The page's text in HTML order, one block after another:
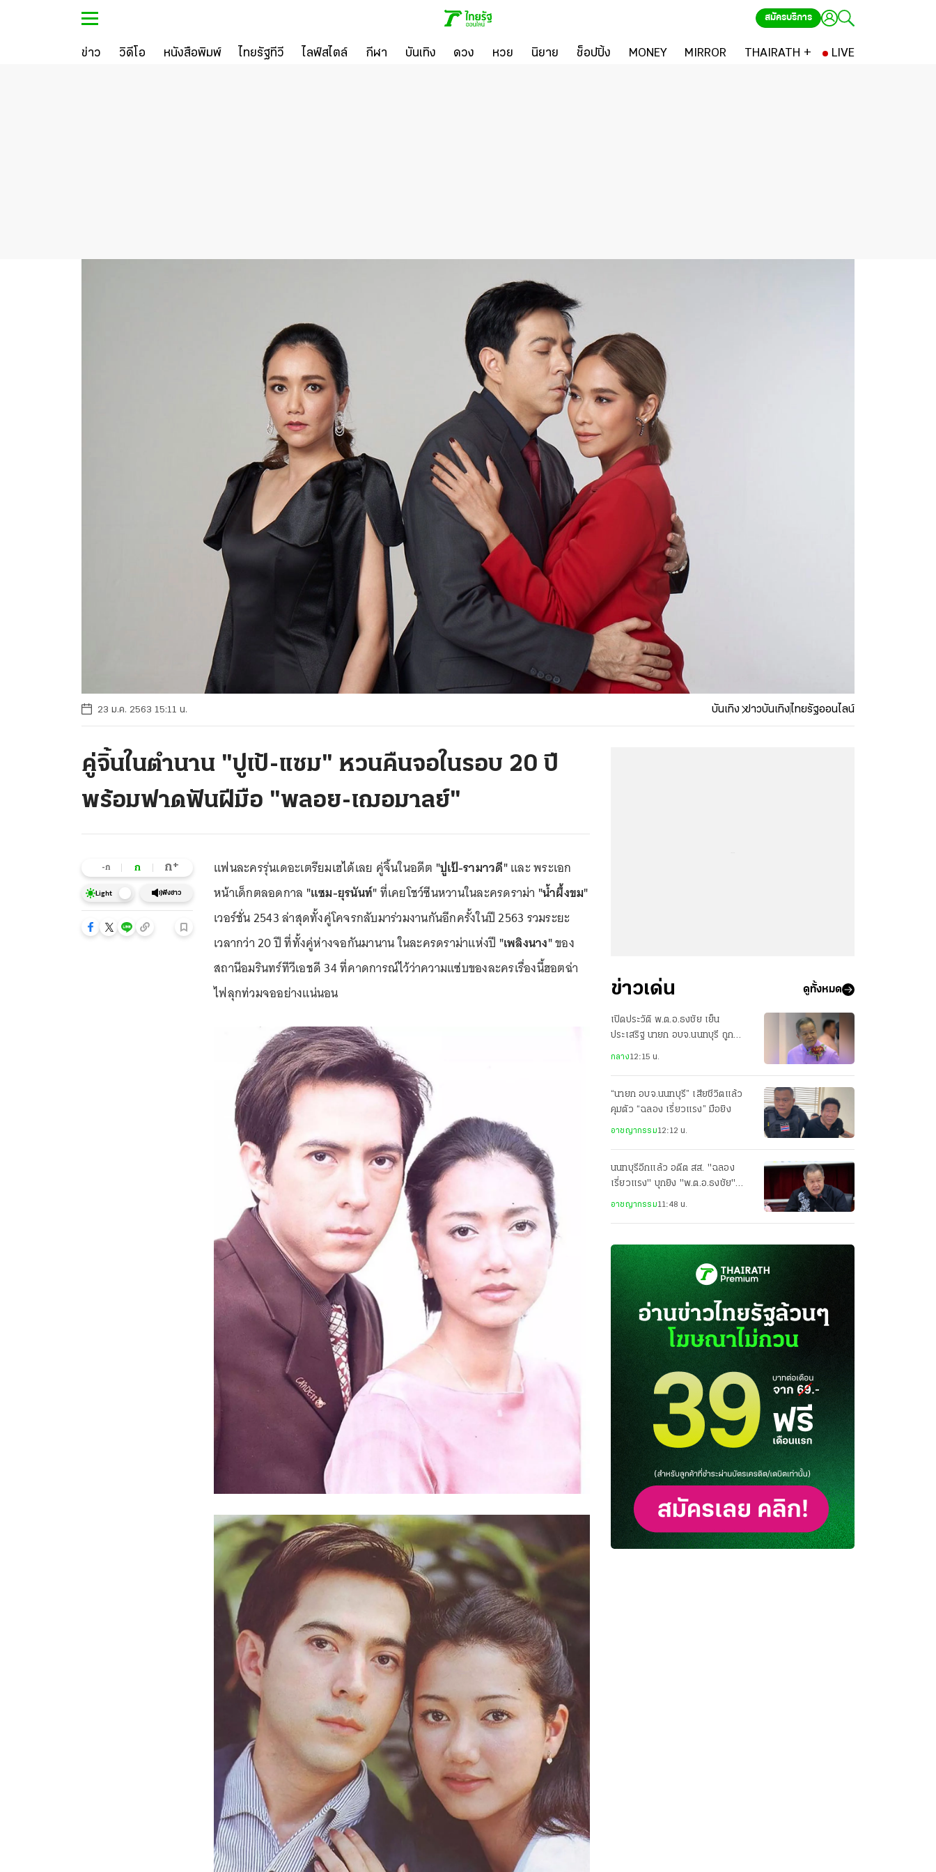
สมัครบริการ
ข่าว วิดีโอ หนังสือพิมพ์ ไทยรัฐทีวี ไลฟ์สไตล์ กีฬา บันเทิง ดวง หวย นิยาย ช็อปปิ้ง MONEY MIRROR THAIRATH + LIVE
23 ม.ค. 2563 15:11 น. บันเทิง ข่าวบันเทิงไทยรัฐออนไลน์
คู่จิ้นในตำนาน "ปูเป้-แซม" หวนคืนจอในรอบ 20 ปี
พร้อมฟาดฟันฝีมือ "พลอย-เฌอมาลย์"
-ก ก ก+
Light ฟังข่าว
แฟนละครรุ่นเดอะเตรียมเฮได้เลย คู่จิ้นในอดีต "ปูเป้-รามาวดี"และ พระเอก
หน้าเด็กตลอดกาล "แซม-ยุรนันท์"ที่เคยโชว์ซีนหวานในละครดราม่า "น้ำผึ้งขม"
เวอร์ชั่น 2543 ล่าสุดทั้งคู่โคจรกลับมาร่วมงานกันอีกครั้งในปี 2563 รวมระยะ
เวลากว่า 20 ปี ที่ทั้งคู่ห่างจอกันมานาน ในละครดราม่าแห่งปี "เพลิงนาง"ของ
สถานีอมรินทร์ทีวีเอชดี 34 ที่คาดการณ์ไว้ว่าความแซ่บของละครเรื่องนี้ฮอตฉ่า
ไฟลุกท่วมจออย่างแน่นอน
ข่าวเด่น ดูทั้งหมด
เปิดประวัติ พ.ต.อ.ธงชัย เย็น
ประเสริฐ นายก อบจ.นนทบุรี ถูก
กลาง12:15 น.
“นายก อบจ.นนทบุรี” เสียชีวิตแล้ว
คุมตัว “ฉลอง เรี่ยวแรง” มือยิง
อาชญากรรม12:12 น.
นนทบุรีอีกแล้ว อดีต สส. "ฉลอง
เรี่ยวแรง" บุกยิง "พ.ต.อ.ธงชัย"
อาชญากรรม11:48 น.